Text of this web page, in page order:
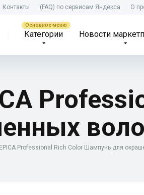
Контакты (FAQ) по сервисам Яндекса О
Категории Новости
Professional Rich Color Шампунь для